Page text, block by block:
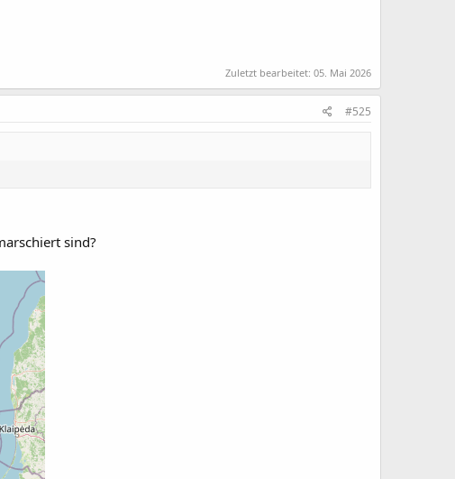
Zuletzt bearbeitet: 05. Mai 2026
#525
sind?